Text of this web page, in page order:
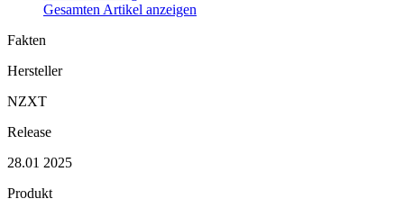
Gesamten Artikel anzeigen
Fakten
Hersteller
NZXT
Release
28.01 2025
Produkt